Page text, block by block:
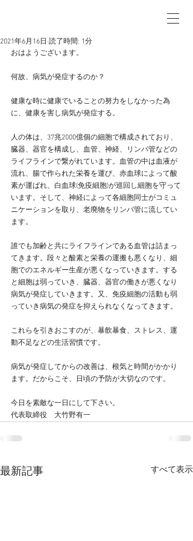
2021年6月16日 読了時間: 1分
おはようございます。
何故、病気が発症するのか？
健康な時に健康でいることの努力をしなかった為
に、健康を害し病気が発症する。
人の体は、37兆2000億個の細胞で構成されており、
臓器、器官を構成し、血管、神経、リンパ管などの
ライフラインで繋がれています。血管の中は血液が
流れ、腸で作られた栄養を運び、赤血球によって酸
素が運ばれ、白血球(免疫細胞)が巡回し細胞を守って
います。そして、神経によって各細胞同士がコミュ
ニケーションを取り、老廃物をリンパ管に流してい
ます。
誰でも加齢と共にライフラインである血管は詰まっ
てきます。段々と酸素と栄養の運搬も悪くなり、細
胞でのエネルギー生産が悪くなっていきます。する
と細胞は弱っていき、臓器、器官の働きが悪くなり
病気が発症していきます。又、免疫細胞の活動も弱
っていき病気の発症を抑えられなくなってきます。
これらを引きおこすのが、暴飲暴食、ストレス、運
動不足などの生活習慣です。
病気が発症してからの改善は、根気と時間がかかり
ます。だからこそ、日頃の予防が大切なのです。
今日を素敵な一日にして下さい。
代表取締役　大竹野有一
最新記事 すべて表示